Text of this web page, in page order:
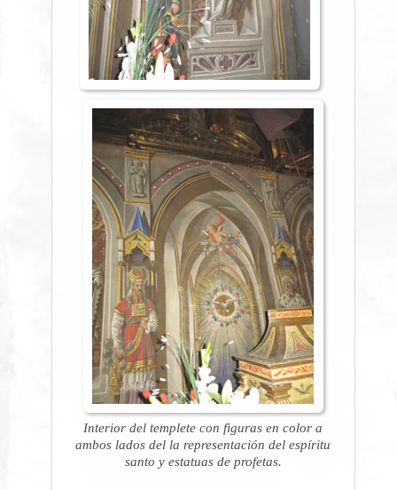
Interior del templete con figuras en color a
ambos lados del la representación del espíritu
santo y estatuas de profetas.